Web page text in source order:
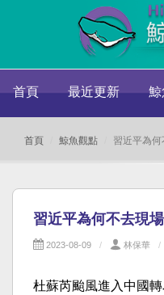
首頁 最近更新 鯨
首頁 鯨魚觀點 習近平為何
習近平為何不去現
2023-08-09 林保華
杜蘇芮颱風進入中國